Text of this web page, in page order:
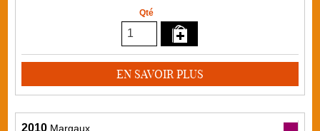
Qté
EN SAVOIR PLUS
2010 Margaux